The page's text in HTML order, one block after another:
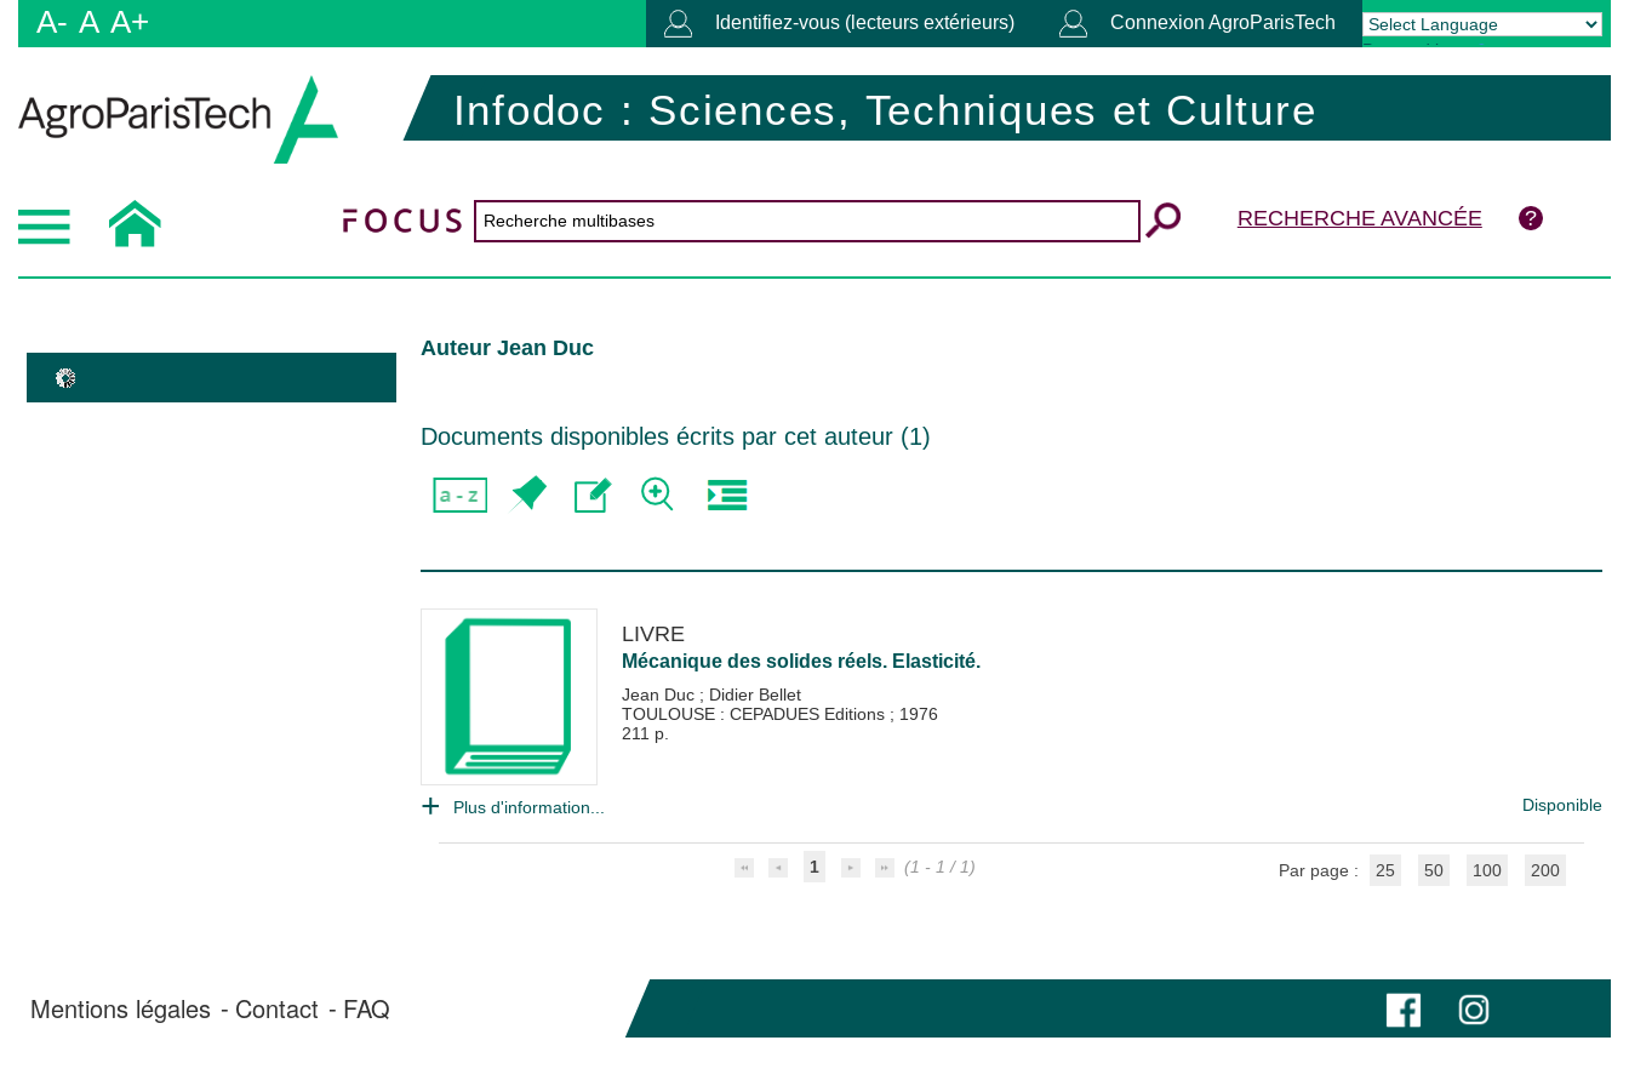
A- A A+ Identifiez-vous (lecteurs extérieurs) Connexion AgroParisTech
Powered by Translate
Infodoc : Sciences, Techniques et Culture
RECHERCHE AVANCÉE
Auteur Jean Duc
Documents disponibles écrits par cet auteur (1)
LIVRE
Mécanique des solides réels. Elasticité.
Jean Duc ; Didier Bellet
TOULOUSE : CEPADUES Editions ; 1976
211 p.
Plus d'information... Disponible
1 (1 - 1 / 1) Par page : 25 50 100 200
Mentions légales Contact FAQ